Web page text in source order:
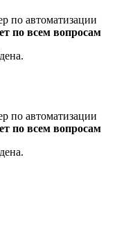
по автоматизации
по всем вопросам
по автоматизации
по всем вопросам